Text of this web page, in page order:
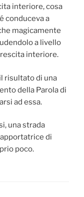
interiore, cosa
conduceva a
magicamente
a livello
interiore.
risultato di una
della Parola di
ad essa.
una strada
di
poco.